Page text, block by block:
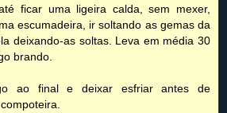
ficar uma ligeira calda, sem mexer,
escumadeira, ir soltando as gemas da
deixando-as soltas. Leva em média 30
brando.
ao final e deixar esfriar antes de